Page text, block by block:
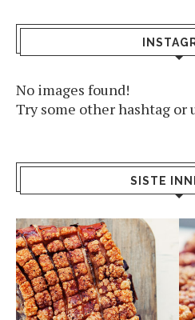
No images found!
Try some other hashtag or
SISTE